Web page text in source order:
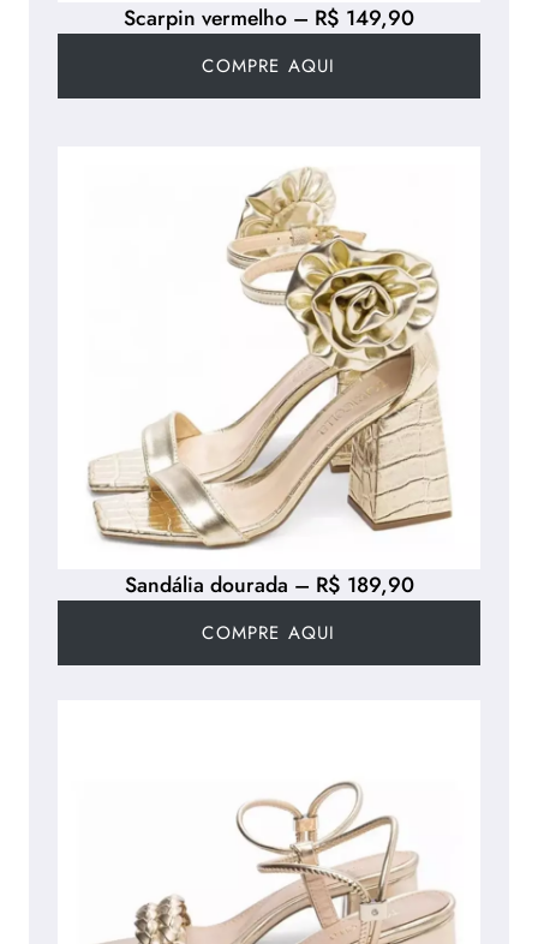
Sandália dourada – R$ 189,90
COMPRE AQUI
Scarpin vermelho – R$ 149,90
COMPRE AQUI